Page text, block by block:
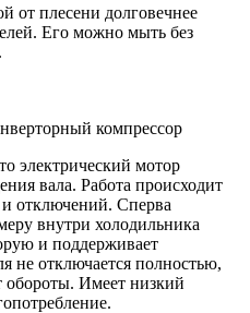
от плесени долговечнее
Его можно мыть без
компрессор
электрический мотор
вала. Работа происходит
отключений. Сперва
внутри холодильника
и поддерживает
не отключается полностью,
обороты. Имеет низкий